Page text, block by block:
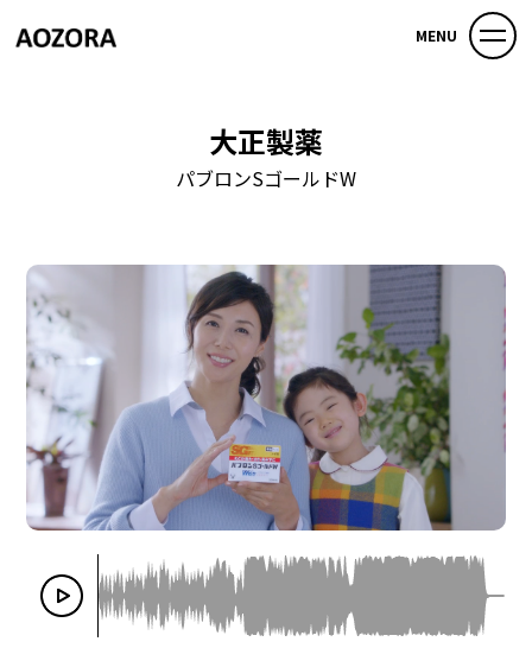
MENU
大正製薬
パブロンSゴールドW